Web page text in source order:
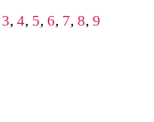
3,4, 5,6, 7,8,9